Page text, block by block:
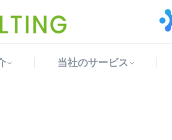
当社のサービス
当社のサービス